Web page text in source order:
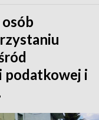
podatkowej i